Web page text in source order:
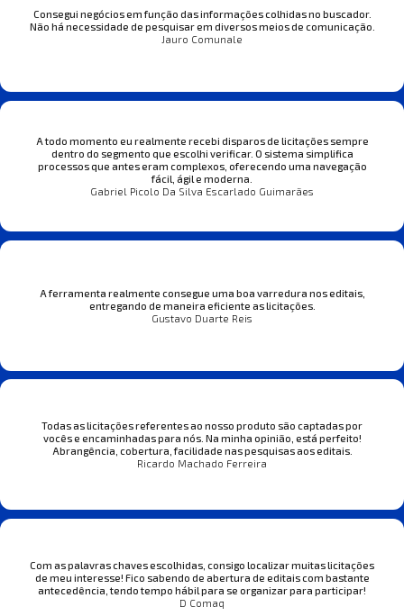
Consegui negócios em função das informações colhidas no buscador.
Não há necessidade de pesquisar em diversos meios de comunicação.
Jauro Comunale
A todo momento eu realmente recebi disparos de licitações sempre
dentro do segmento que escolhi verificar. O sistema simplifica
processos que antes eram complexos, oferecendo uma navegação
fácil, ágil e moderna.
Gabriel Picolo Da Silva Escarlado Guimarães
A ferramenta realmente consegue uma boa varredura nos editais,
entregando de maneira eficiente as licitações.
Gustavo Duarte Reis
Todas as licitações referentes ao nosso produto são captadas por
vocês e encaminhadas para nós. Na minha opinião, está perfeito!
Abrangência, cobertura, facilidade nas pesquisas aos editais.
Ricardo Machado Ferreira
Com as palavras chaves escolhidas, consigo localizar muitas licitações
de meu interesse! Fico sabendo de abertura de editais com bastante
antecedência, tendo tempo hábil para se organizar para participar!
D Comaq